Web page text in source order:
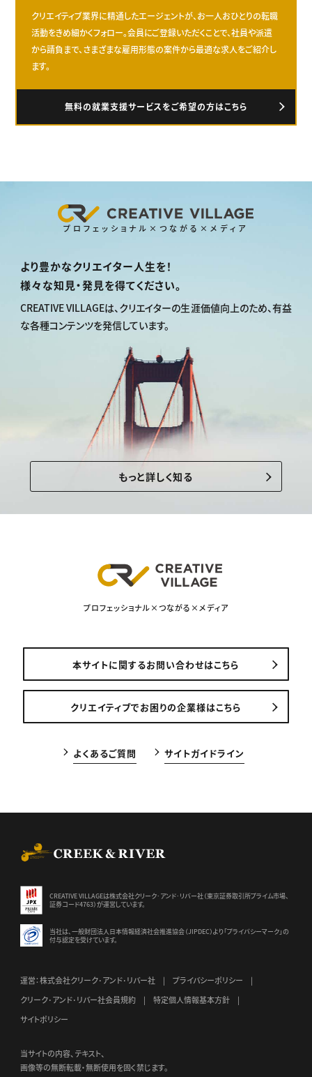
クリエイティブ業界に精通したエージェントが、お一人おひとりの転職
活動をきめ細かくフォロー。会員にご登録いただくことで、社員や派遣
から請負まで、さまざまな雇用形態の案件から最適な求人をご紹介し
ます。
無料の就業支援サービスをご希望の方はこちら
プロフェッショナル×つながる×メディア
より豊かなクリエイター人生を！
様々な知見・発見を得てください。
CREATIVE VILLAGEは、クリエイターの生涯価値向上のため、有益
な各種コンテンツを発信しています。
もっと詳しく知る
プロフェッショナル×つながる×メディア
本サイトに関するお問い合わせはこちら
クリエイティブでお困りの企業様はこちら
よくあるご質問 サイトガイドライン
CREATIVE VILLAGEは株式会社クリーク･アンド･リバー社（東京証券取引所プライム市場、
証券コード4763）が運営しています。
当社は、一般財団法人日本情報経済社会推進協会（JIPDEC）より 「プライバシーマーク」の
付与認定を受けています。
運営：株式会社クリーク･アンド･リバー社
プライバシーポリシー
クリーク･アンド･リバー社会員規約
特定個人情報基本方針
サイトポリシー
当サイトの内容、テキスト、
画像等の無断転載・無断使用を固く禁じます。